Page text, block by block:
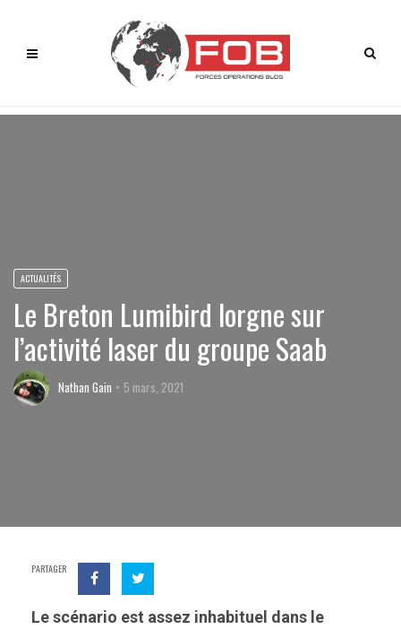
ACTUALITÉS
Le Breton Lumibird lorgne sur
l’activité laser du groupe Saab
Nathan Gain 5 mars, 2021
PARTAGER
Le scénario est assez inhabituel dans le